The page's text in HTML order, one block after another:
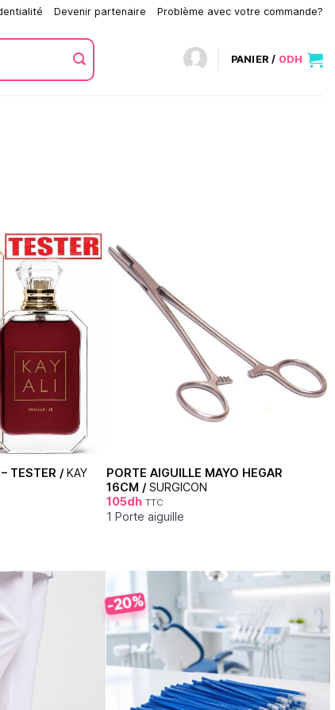
Devenir partenaire Problème avec votre commande?
PANIER / 0DH
TESTER /KAY
PORTE AIGUILLE MAYO HEGAR
16CM /SURGICON
105dh TTC
1 Porte aiguille
-20%